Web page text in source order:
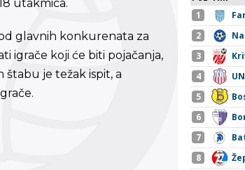
utakmica.
glavnih konkurenata za
igrače koji će biti pojačanja,
je težak ispit, a